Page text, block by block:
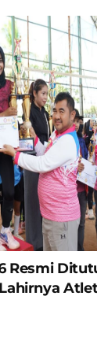
Resmi